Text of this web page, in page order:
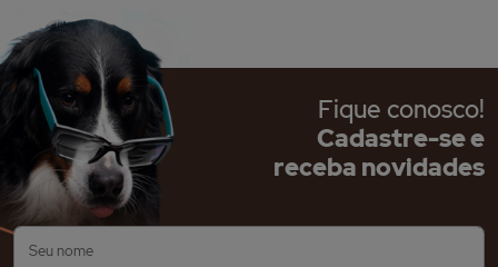
Fique conosco!
Cadastre-se e
receba novidades